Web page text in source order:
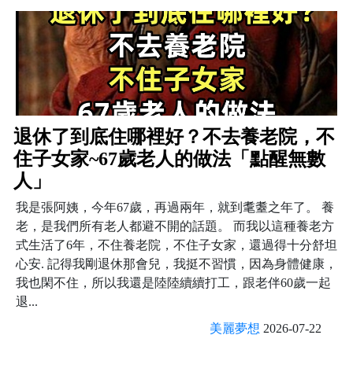
退休了到底住哪裡好？不去養老院，不
住子女家~67歲老人的做法「點醒無數
人」
我是張阿姨，今年67歲，再過兩年，就到耄耋之年了。 養
老，是我們所有老人都避不開的話題。 而我以這種養老方
式生活了6年，不住養老院，不住子女家，還過得十分舒坦
心安. 記得我剛退休那會兒，我挺不習慣，因為身體健康，
我也閑不住，所以我還是陸陸續續打工，跟老伴60歲一起
退...
美麗夢想 2026-07-22